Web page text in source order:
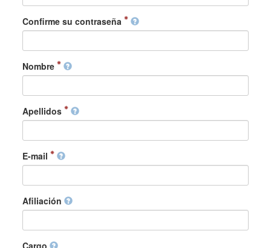
Confirme su contraseña
Nombre
Apellidos
E-mail
Afiliación
Cargo